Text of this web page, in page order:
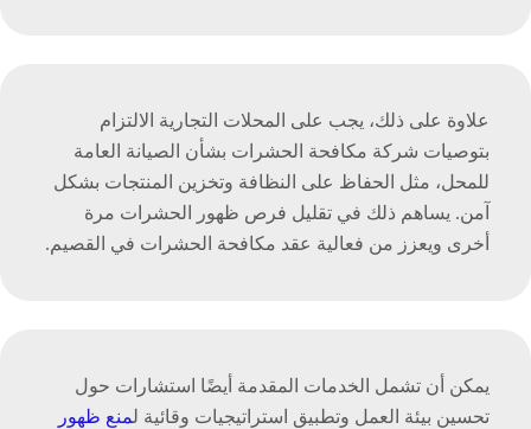
علاوة على ذلك، يجب على المحلات التجارية الالتزام
بتوصيات شركة مكافحة الحشرات بشأن الصيانة العامة
للمحل، مثل الحفاظ على النظافة وتخزين المنتجات بشكل
آمن. يساهم ذلك في تقليل فرص ظهور الحشرات مرة
أخرى ويعزز من فعالية عقد مكافحة الحشرات في القصيم.
يمكن أن تشمل الخدمات المقدمة أيضًا استشارات حول
تحسين بيئة العمل وتطبيق استراتيجيات وقائية لمنع ظهور